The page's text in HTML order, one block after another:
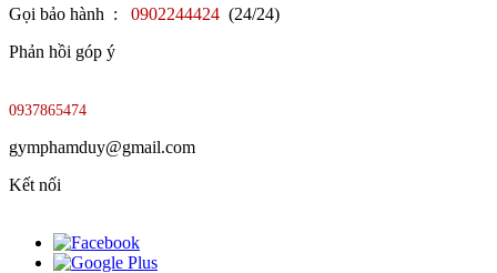
Gọi bảo hành :
0902244424 (24/24)
Phản hồi góp ý
0937865474
gymphamduy@gmail.com
Kết nối